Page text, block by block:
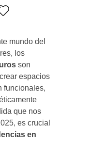
mundo del
los
son
espacios
funcionales,
que nos
es crucial
en